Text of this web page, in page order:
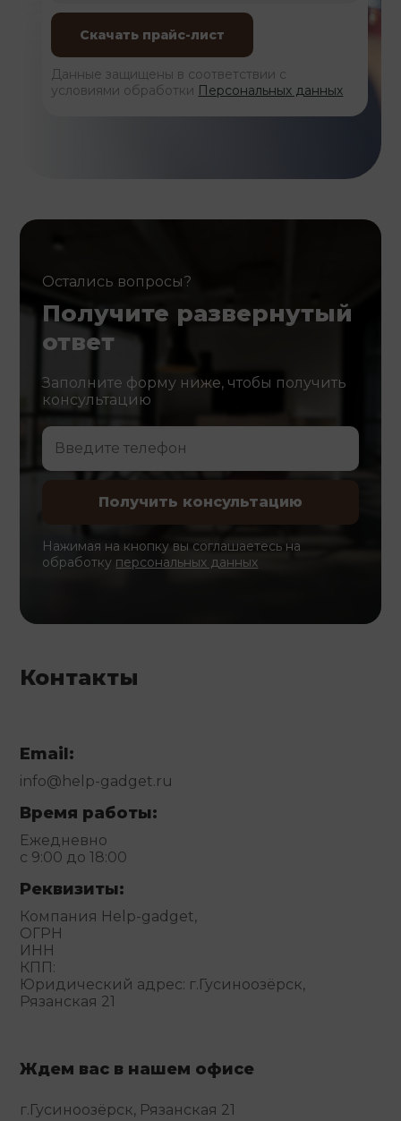
Данные защищены в соответствии с
условиями обработки Персональных данных
Остались вопросы?
Получите развернутый
ответ
Заполните форму ниже, чтобы получить
консультацию
Нажимая на кнопку вы соглашаетесь на
обработку персональных данных
Контакты
Email:
info@help-gadget.ru
Время работы:
Ежедневно
с 9:00 до 18:00
Реквизиты:
Компания Help-gadget,
ОГРН
ИНН
КПП:
Юридический адрес: г.Гусиноозёрск,
Рязанская 21
Ждем вас в нашем офисе
г.Гусиноозёрск, Рязанская 21